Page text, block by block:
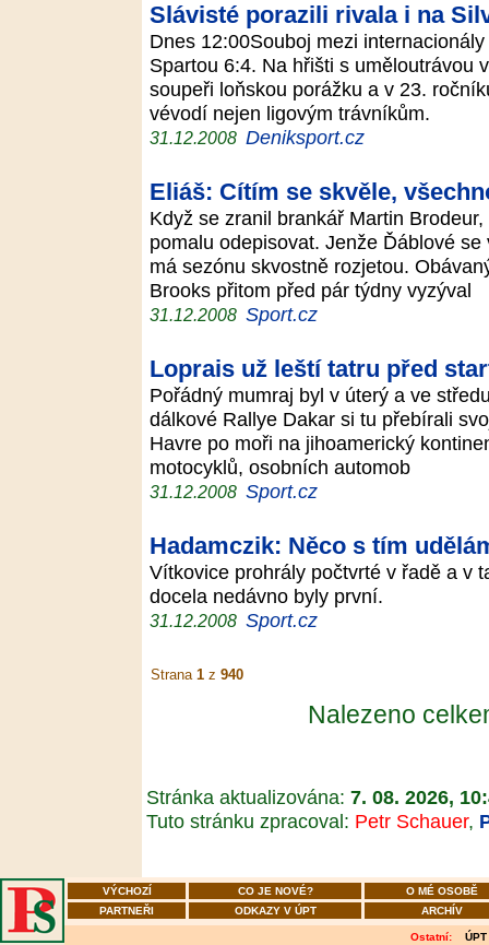
Slávisté porazili rivala i na
Dnes 12:00Souboj mezi
Spartou 6:4. Na hřišti s uměloutrávou
soupeři loňskou porážku a v 23.
vévodí nejen ligovým trávníkům.
31.12.2008 Deniksport.cz
Eliáš: Cítím se skvěle,
Když se zranil brankář Martin
pomalu odepisovat. Jenže Ďáblové
má sezónu skvostně rozjetou.
Brooks přitom před pár týdny vyzýval
31.12.2008 Sport.cz
Loprais už leští tatru před
Pořádný mumraj byl v úterý a ve
dálkové Rallye Dakar si tu přebírali
Havre po moři na jihoamerický
motocyklů, osobních automob
31.12.2008 Sport.cz
Hadamczik: Něco s tím
Vítkovice prohrály počtvrté v řadě a v
docela nedávno byly první.
31.12.2008 Sport.cz
Strana 1 z 940
Nalezeno
Stránka aktualizována: 7. 08. 2026,
Tuto stránku zpracoval: Petr Schauer,
VÝCHOZÍ CO JE NOVÉ?
O MÉ OSOBĚ
PARTNEŘI
ODKAZY V ÚPT ARCHÍV
Ostatní: ÚPT